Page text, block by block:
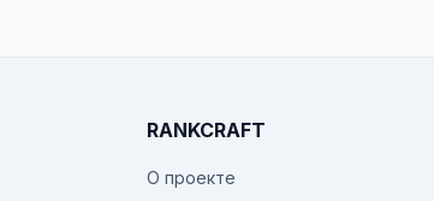
RANKCRAFT
О проекте